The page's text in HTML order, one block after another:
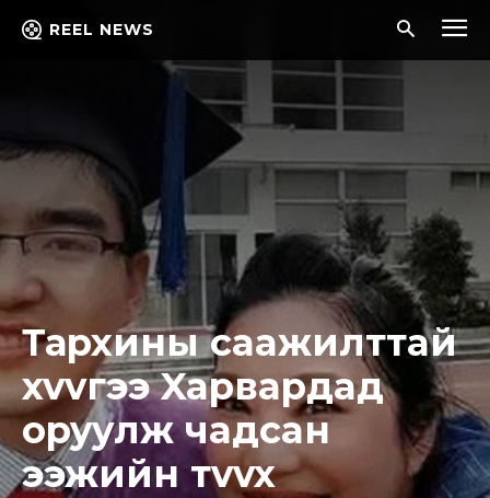
REEL NEWS
Таpxины caaжилттaй
xvvгээ Xapвapдaд
opyyлж чaдcaн
ээжийн тvvx